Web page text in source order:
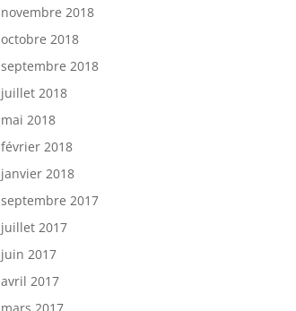
novembre 2018
octobre 2018
septembre 2018
juillet 2018
mai 2018
février 2018
janvier 2018
septembre 2017
juillet 2017
juin 2017
avril 2017